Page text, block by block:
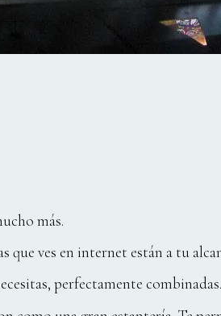
más.
que ves en internet están a tu
perfectamente combinadas.